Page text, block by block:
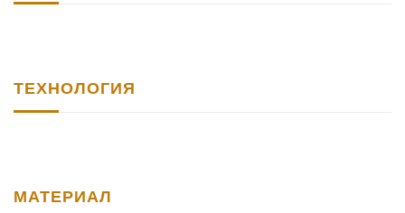
ТЕХНОЛОГИЯ
МАТЕРИАЛ